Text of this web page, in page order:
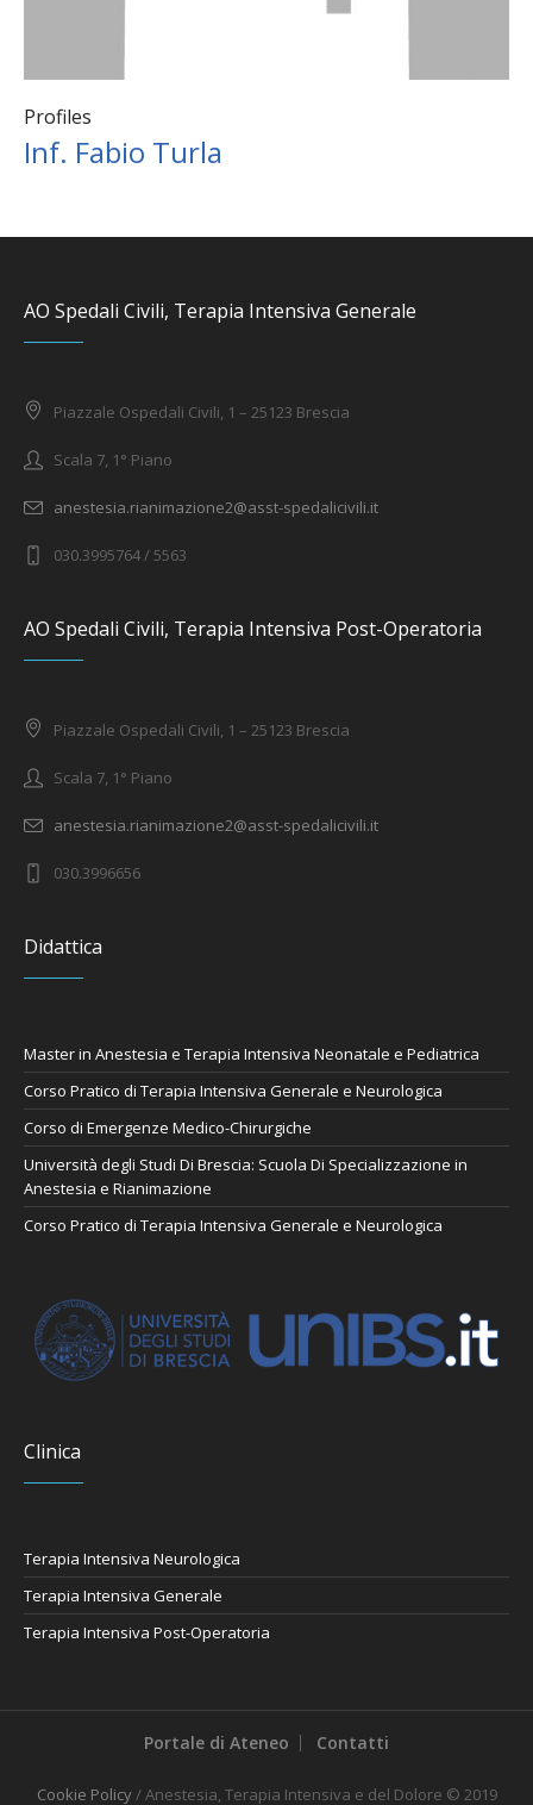
Profiles
Inf. Fabio Turla
AO Spedali Civili, Terapia Intensiva Generale
Piazzale Ospedali Civili, 1 – 25123 Brescia
Scala 7, 1° Piano
anestesia.rianimazione2@asst-spedalicivili.it
030.3995764 / 5563
AO Spedali Civili, Terapia Intensiva Post-Operatoria
Piazzale Ospedali Civili, 1 – 25123 Brescia
Scala 7, 1° Piano
anestesia.rianimazione2@asst-spedalicivili.it
030.3996656
Didattica
Master in Anestesia e Terapia Intensiva Neonatale e Pediatrica
Corso Pratico di Terapia Intensiva Generale e Neurologica
Corso di Emergenze Medico-Chirurgiche
Università degli Studi Di Brescia: Scuola Di Specializzazione in
Anestesia e Rianimazione
Corso Pratico di Terapia Intensiva Generale e Neurologica
Clinica
Terapia Intensiva Neurologica
Terapia Intensiva Generale
Terapia Intensiva Post-Operatoria
Portale di Ateneo Contatti
Cookie Policy/ Anestesia, Terapia Intensiva e del Dolore © 2019